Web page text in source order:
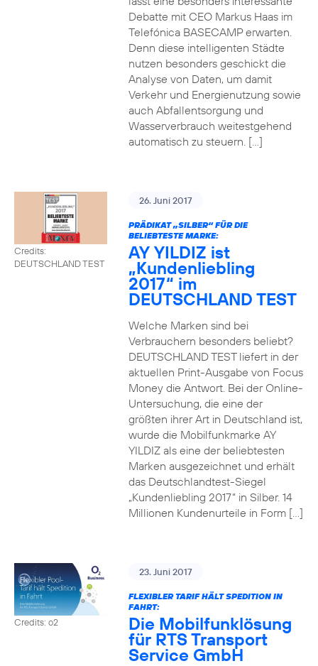
Debatte mit CEO Markus Haas im
Telefónica BASECAMP erwarten.
Denn diese intelligenten Städte
nutzen besonders geschickt die
Analyse von Daten, um damit
Verkehr und Energienutzung sowie
auch Abfallentsorgung und
Wasserverbrauch weitestgehend
automatisch zu steuern. […]
Credits:
DEUTSCHLAND TEST
26. Juni 2017
PRÄDIKAT „SILBER“ FÜR DIE
BELIEBTESTE MARKE:
AY YILDIZ ist
„Kundenliebling
2017“ im
DEUTSCHLAND TEST
Welche Marken sind bei
Verbrauchern besonders beliebt?
DEUTSCHLAND TEST liefert in der
aktuellen Print-Ausgabe von Focus
Money die Antwort. Bei der Online-
Untersuchung, die eine der
größten ihrer Art in Deutschland ist,
wurde die Mobilfunkmarke AY
YILDIZ als eine der beliebtesten
Marken ausgezeichnet und erhält
das Deutschlandtest-Siegel
„Kundenliebling 2017“ in Silber. 14
Millionen Kundenurteile in Form […]
Credits: o2
23. Juni 2017
FLEXIBLER TARIF HÄLT SPEDITION IN
FAHRT:
Die Mobilfunklösung
für RTS Transport
Service GmbH